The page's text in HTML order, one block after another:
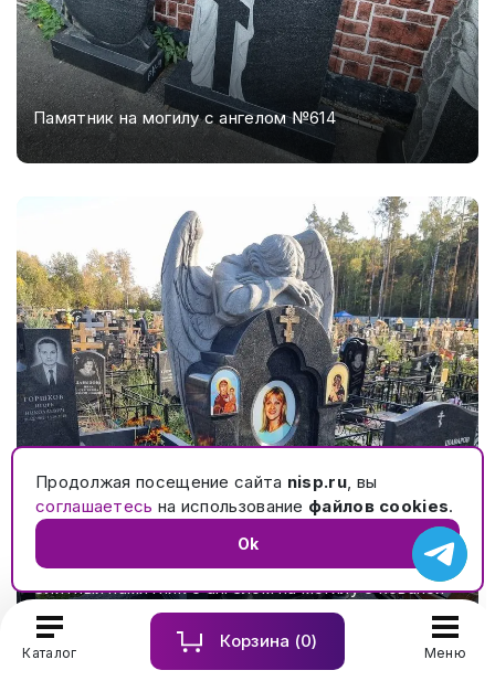
Каталог
Корзина (0)
Меню
Памятник на могилу с ангелом №614
Элитный памятник с ангелом на могилу с кованой
оградой и гранитным цоколем с обколами №561
Продолжая посещение сайта nisp.ru, вы
соглашаетесь на использование файлов cookies.
Ok